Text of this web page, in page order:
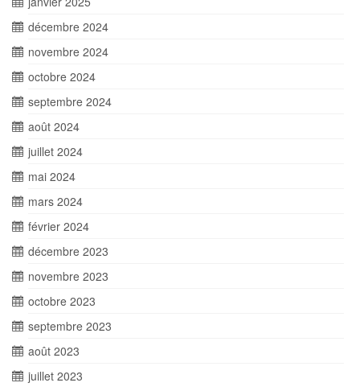
décembre 2024
novembre 2024
octobre 2024
septembre 2024
août 2024
juillet 2024
mai 2024
mars 2024
février 2024
décembre 2023
novembre 2023
octobre 2023
septembre 2023
août 2023
juillet 2023